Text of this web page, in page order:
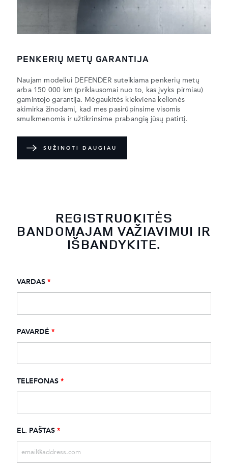
PENKERIŲ METŲ GARANTIJA
Naujam modeliui DEFENDER suteikiama penkerių metų
arba 150 000 km (priklausomai nuo to, kas įvyks pirmiau)
gamintojo garantija. Mėgaukitės kiekviena kelionės
akimirka žinodami, kad mes pasirūpinsime visomis
smulkmenomis ir užtikrinsime prabangią jūsų patirtį.
SUŽINOTI DAUGIAU
REGISTRUOKITĖS
BANDOMAJAM VAŽIAVIMUI IR
IŠBANDYKITE.
VARDAS *
PAVARDĖ *
TELEFONAS *
EL. PAŠTAS *